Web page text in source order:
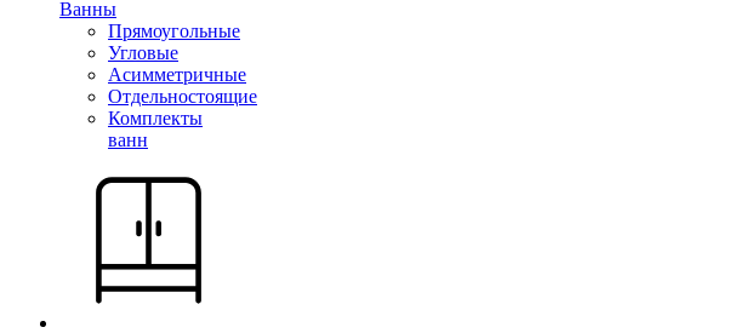
Ванны
Прямоугольные
Угловые
Асимметричные
Отдельностоящие
Комплекты
ванн